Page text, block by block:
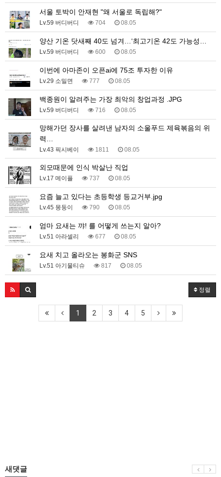
서울 토박이 안재현 "왜 서울로 독립해?"
Lv.59 버디버디 704 08.05
양산 기온 닷새째 40도 넘겨…‘최고기온 42도 가능성…
Lv.59 버디버디 600 08.05
이번에 아마존이 오픈ai에 75조 투자한 이유
Lv.29 소밀면 777 08.05
백종원이 알려주는 가장 최악의 창업과정 .JPG
Lv.59 버디버디 716 08.05
망해가던 장사를 살려낸 남자의 소울푸드 제육볶음의 위
력…
Lv.43 픽시베이 1811 08.05
외모때문에 인식 박살난 직업
Lv.17 메이플 737 08.05
요즘 늘고 있다는 초등학생 등교거부.jpg
Lv.45 몽둥이 790 08.05
엄마 요새는 꺄! 를 어떻게 쓰는지 알아?
Lv.51 아라셀리 677 08.05
요새 치고 올라오는 봉화군 SNS
Lv.51 아기물티슈 817 08.05
정렬
1 2 3 4 5
새댓글